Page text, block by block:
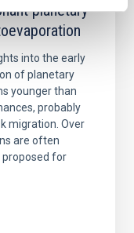
planetary
into the early
of planetary
younger than
probably
migration. Over
are often
proposed for